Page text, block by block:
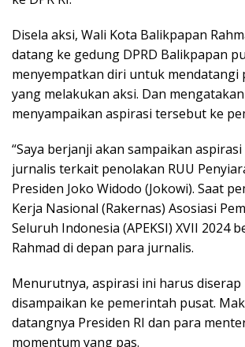
Disela aksi, Wali Kota Balikpapan
datang ke gedung DPRD Balikpapan
menyempatkan diri untuk mendatangi
yang melakukan aksi. Dan
menyampaikan aspirasi tersebut ke
“Saya berjanji akan sampaikan
jurnalis terkait penolakan RUU
Presiden Joko Widodo (Jokowi). Saat
Kerja Nasional (Rakernas) Asosiasi
Seluruh Indonesia (APEKSI) XVII 2024
Rahmad di depan para jurnalis.
Menurutnya, aspirasi ini harus
disampaikan ke pemerintah pusat.
datangnya Presiden RI dan para
momentum yang pas.